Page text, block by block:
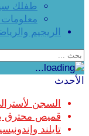
طفلك
الريجيم
الأحدث
السجن
قميص محترق بـ1139 دولارا.. هل تفقد الموضة
تايلند